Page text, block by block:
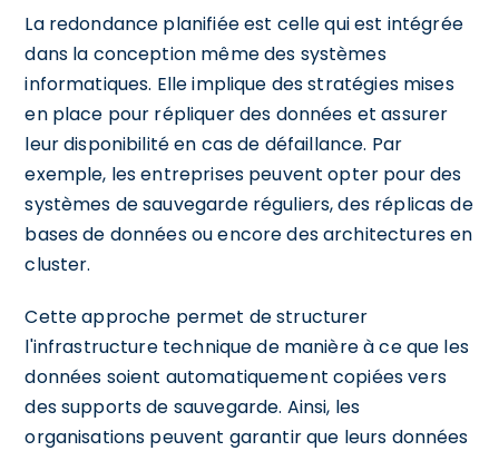
La redondance planifiée est celle qui est intégrée
dans la conception même des systèmes
informatiques. Elle implique des stratégies mises
en place pour répliquer des données et assurer
leur disponibilité en cas de défaillance. Par
exemple, les entreprises peuvent opter pour des
systèmes de sauvegarde réguliers, des réplicas de
bases de données ou encore des architectures en
cluster.
Cette approche permet de structurer
l'infrastructure technique de manière à ce que les
données soient automatiquement copiées vers
des supports de sauvegarde. Ainsi, les
organisations peuvent garantir que leurs données